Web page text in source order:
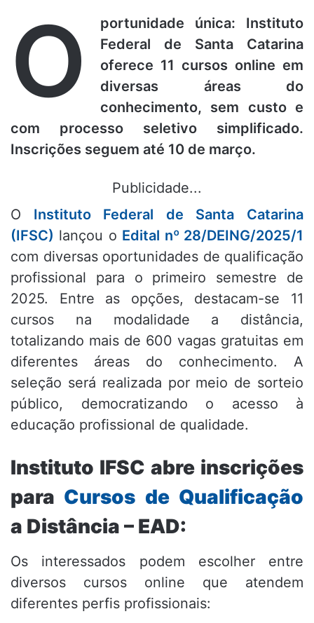
O
portunidade única: Instituto
Federal de Santa Catarina
oferece 11 cursos online em
diversas áreas do
conhecimento, sem custo e
com processo seletivo simplificado.
Inscrições seguem até 10 de março.
Publicidade...
O Instituto Federal de Santa Catarina
(IFSC) lançou o Edital nº 28/DEING/2025/1
com diversas oportunidades de qualificação
profissional para o primeiro semestre de
2025. Entre as opções, destacam-se 11
cursos na modalidade a distância,
totalizando mais de 600 vagas gratuitas em
diferentes áreas do conhecimento. A
seleção será realizada por meio de sorteio
público, democratizando o acesso à
educação profissional de qualidade.
Instituto IFSC abre inscrições
para Cursos de Qualificação
a Distância – EAD:
Os interessados podem escolher entre
diversos cursos online que atendem
diferentes perfis profissionais: